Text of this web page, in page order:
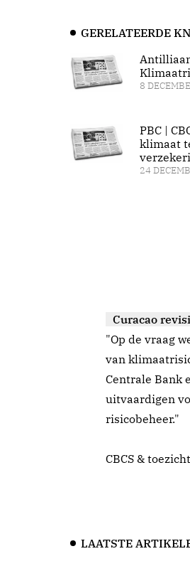
GERELATEERDE
8
PBC |
klimaat
24
Curacao
"Op de vraag
van
Centrale Bank
uitvaardigen
risicobeheer."
CBCS &
LAATSTE